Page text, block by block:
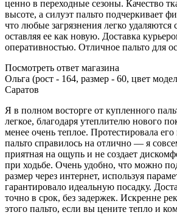
ценно в переходные сезоны. Качество
высоте, а силуэт пальто подчеркивает
что любые загрязнения легко удаляются
оставляя ее как новую. Доставка
оперативностью. Отличное пальто для
Посмотреть ответ магазина
Ольга (рост - 164, размер - 60, цвет
Саратов
Я в полном восторге от купленного
легкое, благодаря утеплителю нового
менее очень теплое. Протестировала
пальто справилось на отлично — я
приятная на ощупь и не создает
при ходьбе. Очень удобно, что можно
размер через интернет, используя
гарантировало идеальную посадку.
точно в срок, без задержек. Искренне
этого пальто, если вы цените тепло и